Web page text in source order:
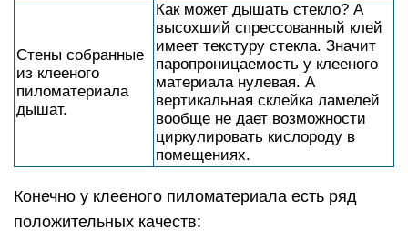
Стены собранные
из клееного
пиломатериала
дышат.
Как может дышать стекло? А
высохший спрессованный клей
имеет текстуру стекла. Значит
паропроницаемость у клееного
материала нулевая. А
вертикальная склейка ламелей
вообще не дает возможности
циркулировать кислороду в
помещениях.
Конечно у клееного пиломатериала есть ряд
положительных качеств: